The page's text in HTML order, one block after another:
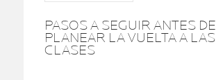
PASOS A SEGUIR ANTES DE
PLANEAR LA VUELTA A LAS
CLASES